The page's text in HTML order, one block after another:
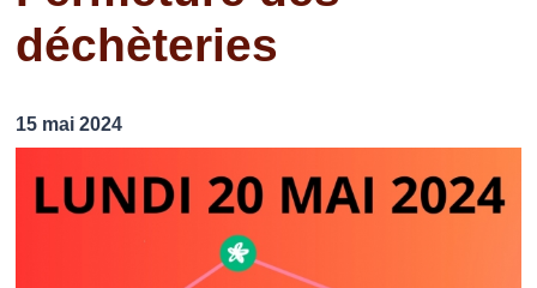
Découvrir Pierrefitte
Vos professionnels
Loisirs
déchèteries
15 mai 2024